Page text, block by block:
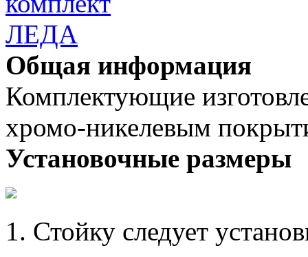
Общая информация
Комплектующие
хромо-никелевым
Установочные размеры
1. Стойку следует